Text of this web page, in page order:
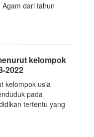
dari tahun
kelompok
2022
kelompok usia
pada
tertentu yang